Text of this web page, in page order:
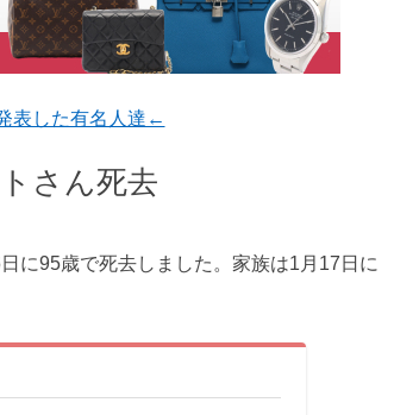
表した有名人達←
さん死去
に95歳で死去しました。家族は1月17日に